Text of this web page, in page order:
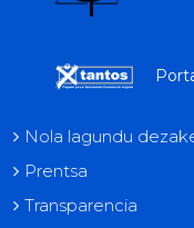
Nola lagundu
Prentsa
Transparencia